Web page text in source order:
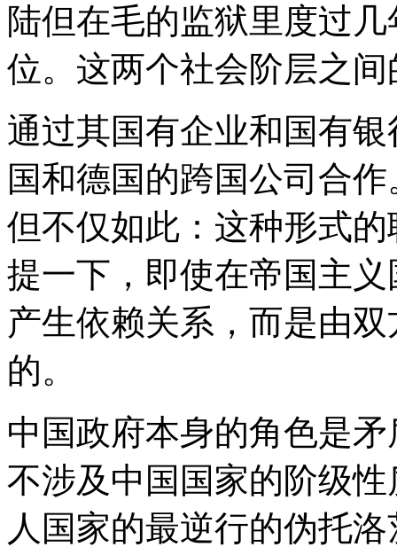
陆但在毛的监狱里度过
位。这两个社会阶层之
通过其国有企业和国有
国和德国的跨国公司合
但不仅如此：这种形式
提一下，即使在帝国主
产生依赖关系，而是由
的。
中国政府本身的角色是
不涉及中国国家的阶级
人国家的最逆行的伪托